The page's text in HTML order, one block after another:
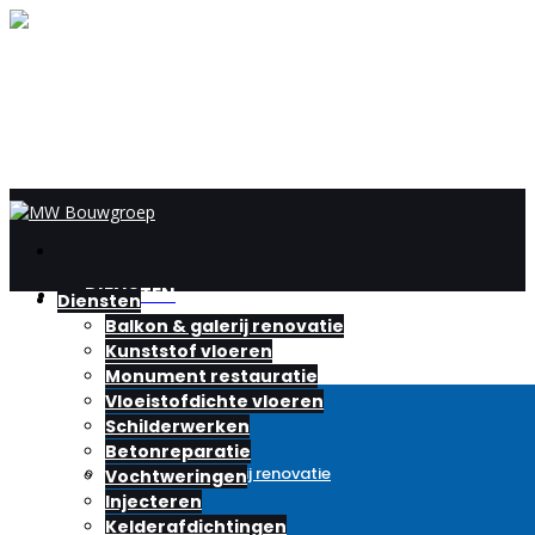
DIENSTEN
Balkon & galerij renovatie
Diensten
Balkon & galerij renovatie
Kunststof vloeren
Monument restauratie
Vloeistofdichte vloeren
Schilderwerken
Betonreparatie
Vochtweringen
Injecteren
Kelderafdichtingen